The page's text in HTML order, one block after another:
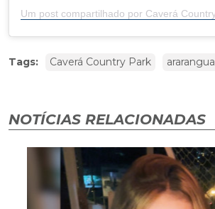
Tags: Caverá Country Park ararangua
NOTÍCIAS RELACIONADAS